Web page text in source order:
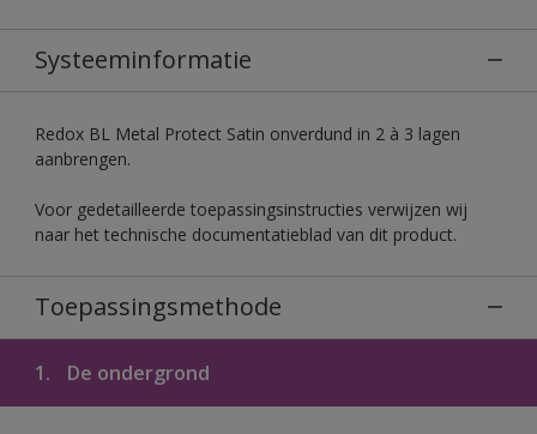
Systeeminformatie
Redox BL Metal Protect Satin onverdund in 2 à 3 lagen
aanbrengen.
Voor gedetailleerde toepassingsinstructies verwijzen wij
naar het technische documentatieblad van dit product.
Toepassingsmethode
1. De ondergrond